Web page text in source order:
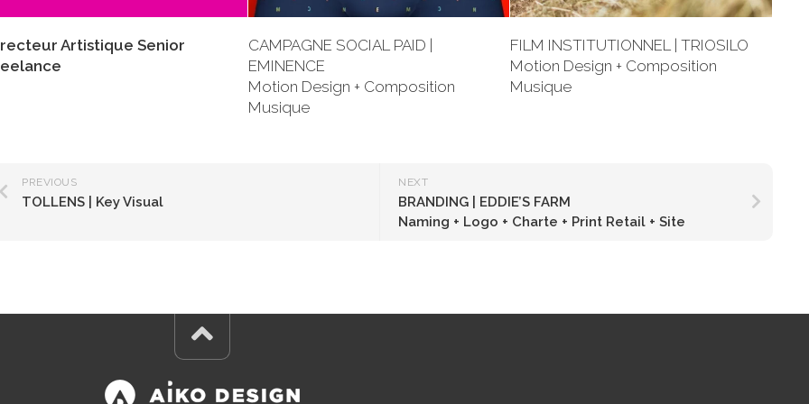
Artistique Senior
CAMPAGNE SOCIAL PAID |
EMINENCE
Motion Design + Composition
Musique
FILM INSTITUTIONNEL | TRIOSILO
Motion Design + Composition
Musique
NEXT
BRANDING | EDDIE’S FARM
Naming + Logo + Charte + Print Retail + Site
PREVIOUS
TOLLENS | Key Visual